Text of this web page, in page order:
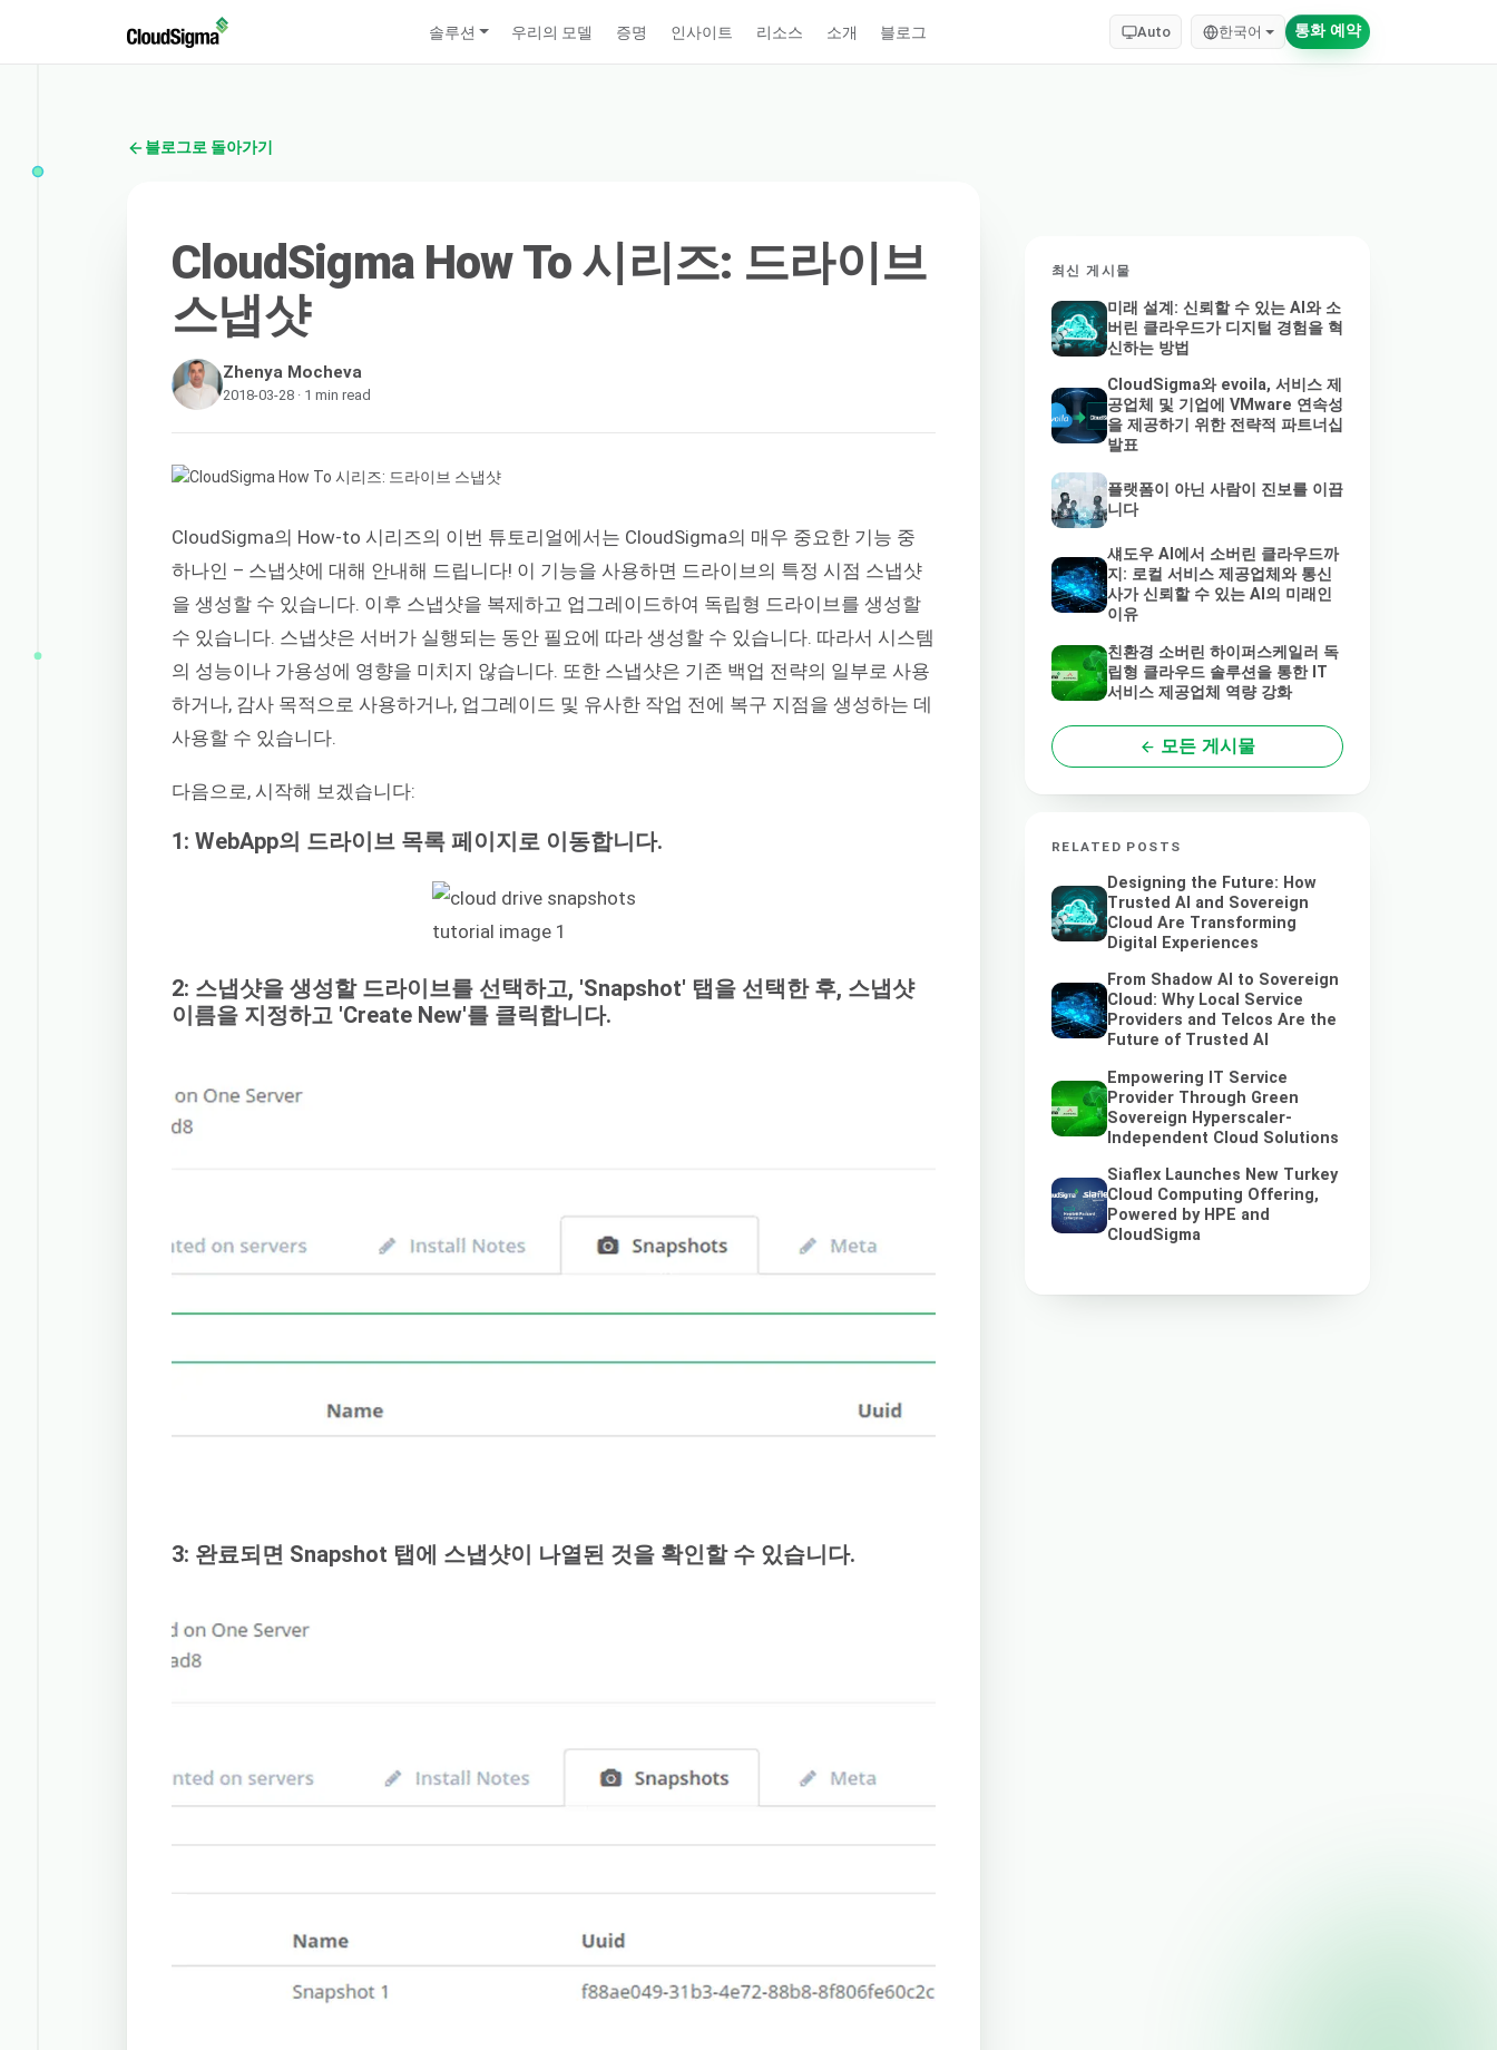
솔루션 우리의 모델 증명 인사이트 리소스 소개 블로그 Auto 한국어 통화 예약
블로그로 돌아가기
CloudSigma How To 시리즈: 드라이브
스냅샷
Zhenya Mocheva
2018-03-28 · 1 min read
CloudSigma의 How-to 시리즈의 이번 튜토리얼에서는 CloudSigma의 매우 중요한 기능 중
하나인 – 스냅샷에 대해 안내해 드립니다! 이 기능을 사용하면 드라이브의 특정 시점 스냅샷
을 생성할 수 있습니다. 이후 스냅샷을 복제하고 업그레이드하여 독립형 드라이브를 생성할
수 있습니다. 스냅샷은 서버가 실행되는 동안 필요에 따라 생성할 수 있습니다. 따라서 시스템
의 성능이나 가용성에 영향을 미치지 않습니다. 또한 스냅샷은 기존 백업 전략의 일부로 사용
하거나, 감사 목적으로 사용하거나, 업그레이드 및 유사한 작업 전에 복구 지점을 생성하는 데
사용할 수 있습니다.
다음으로, 시작해 보겠습니다:
1: WebApp의 드라이브 목록 페이지로 이동합니다.
2: 스냅샷을 생성할 드라이브를 선택하고, 'Snapshot' 탭을 선택한 후, 스냅샷
이름을 지정하고 'Create New'를 클릭합니다.
3: 완료되면 Snapshot 탭에 스냅샷이 나열된 것을 확인할 수 있습니다.
최신 게시물
미래 설계: 신뢰할 수 있는 AI와 소
버린 클라우드가 디지털 경험을 혁
신하는 방법
CloudSigma와 evoila, 서비스 제
공업체 및 기업에 VMware 연속성
을 제공하기 위한 전략적 파트너십
발표
플랫폼이 아닌 사람이 진보를 이끕
니다
섀도우 AI에서 소버린 클라우드까
지: 로컬 서비스 제공업체와 통신
사가 신뢰할 수 있는 AI의 미래인
이유
친환경 소버린 하이퍼스케일러 독
립형 클라우드 솔루션을 통한 IT
서비스 제공업체 역량 강화
모든 게시물
RELATED POSTS
Designing the Future: How
Trusted AI and Sovereign
Cloud Are Transforming
Digital Experiences
From Shadow AI to Sovereign
Cloud: Why Local Service
Providers and Telcos Are the
Future of Trusted AI
Empowering IT Service
Provider Through Green
Sovereign Hyperscaler-
Independent Cloud Solutions
Siaflex Launches New Turkey
Cloud Computing Offering,
Powered by HPE and
CloudSigma